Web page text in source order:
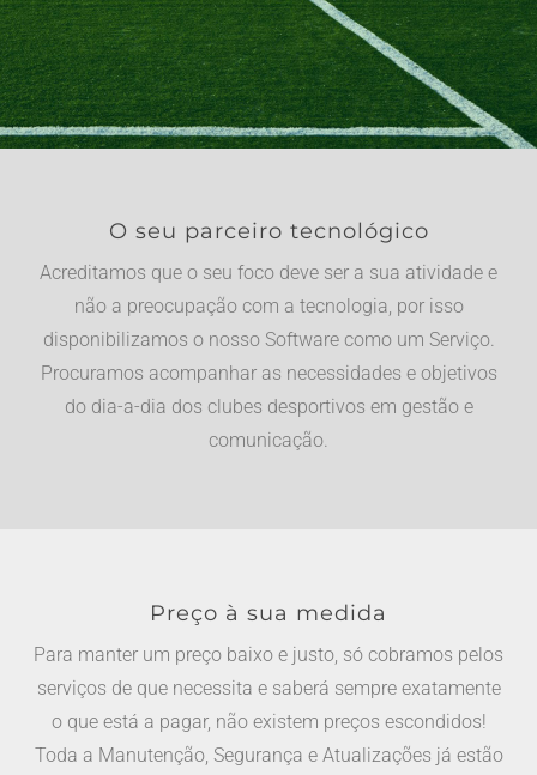
O seu parceiro tecnológico
Acreditamos que o seu foco deve ser a sua atividade e
não a preocupação com a tecnologia, por isso
disponibilizamos o nosso Software como um Serviço.
Procuramos acompanhar as necessidades e objetivos
do dia-a-dia dos clubes desportivos em gestão e
comunicação.
Preço à sua medida
Para manter um preço baixo e justo, só cobramos pelos
serviços de que necessita e saberá sempre exatamente
o que está a pagar, não existem preços escondidos!
Toda a Manutenção, Segurança e Atualizações já estão